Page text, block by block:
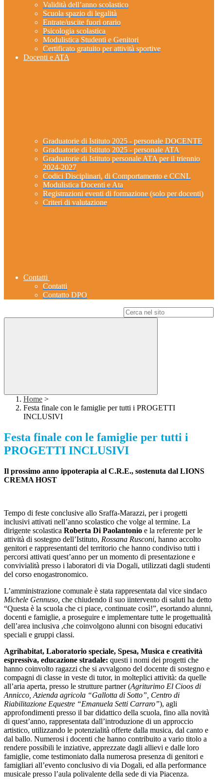
Validità dell’anno scolastico
Scuola spazio di legalità
Entrate/uscite fuori orario
Psicologia scolastica
Modulistica Studenti e Genitori
Certificato gratuito per attività sportive
Docenti e ATA
Graduatorie di Istituto 2025 - personale DOCENTE
Graduatorie di Istituto 2025 - personale ATA
Graduatorie di Istituto personale ATA per il triennio
2024-2027
Codici Disciplinari, di Comportamento e CCNL
Modulistica Docenti e Ata
Registrazioni eventi di formazione (solo per docenti)
Criteri di valutazione
Contatti
Contatti
Contatto DPO
Home >
Festa finale con le famiglie per tutti i PROGETTI
INCLUSIVI
Festa finale con le famiglie per tutti i
PROGETTI INCLUSIVI
Il prossimo anno ippoterapia al C.R.E., sostenuta dal LIONS
CREMA HOST
Tempo di feste conclusive allo Sraffa-Marazzi, per i progetti
inclusivi attivati nell’anno scolastico che volge al termine. La
dirigente scolastica Roberta Di Paolantonio e la referente per le
attività di sostegno dell’Istituto, Rossana Rusconi, hanno accolto
genitori e rappresentanti del territorio che hanno condiviso tutti i
percorsi attivati quest’anno per un momento di presentazione e
convivialità presso i laboratori di via Dogali, utilizzati dagli studenti
del corso enogastronomico.
L’amministrazione comunale è stata rappresentata dal vice sindaco
Michele Gennuso, che chiudendo il suo iintervento di saluti ha detto
“Questa è la scuola che ci piace, continuate così!”, esortando alunni,
docenti e famiglie, a proseguire e implementare tutte le progettualità
dell’area inclusiva ,che coinvolgono alunni con bisogni educativi
speciali e gruppi classi.
Agrihabitat, Laboratorio speciale, Spesa, Musica e creatività
espressiva, educazione stradale: questi i nomi dei progetti che
hanno coinvolto ragazzi che si avvalgono del docente di sostegno e
compagni di classe in veste di tutor, in molteplici attività: da quelle
all’aria aperta, presso le strutture partner (Agriturimo El Cioos di
Annicco, Azienda agricola “Gallotta di Sotto”, Centro di
Riabilitazione Equestre “Emanuela Setti Carraro”), agli
approfondimenti presso il bar didattico della scuola, fino alla novità
di quest’anno, rappresentata dall’introduzione di un approccio
artistico, utilizzando le potenzialità offerte dalla musica, dal canto e
dal ballo. Numerosi i docenti che hanno contribuito a vario titolo a
rendere possibili le inziative, apprezzate dagli allievi e dalle loro
famiglie, come testimoniato dalla numerosa presenza di genitori e
famigliari all’evento conclusivo di via Dogali, ed alla performance
musicale presso l’aula polivalente della sede di via Piacenza.